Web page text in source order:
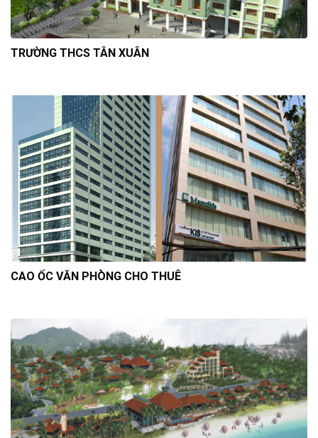
TRƯỜNG THCS TÂN XUÂN
CAO ỐC VĂN PHÒNG CHO THUÊ